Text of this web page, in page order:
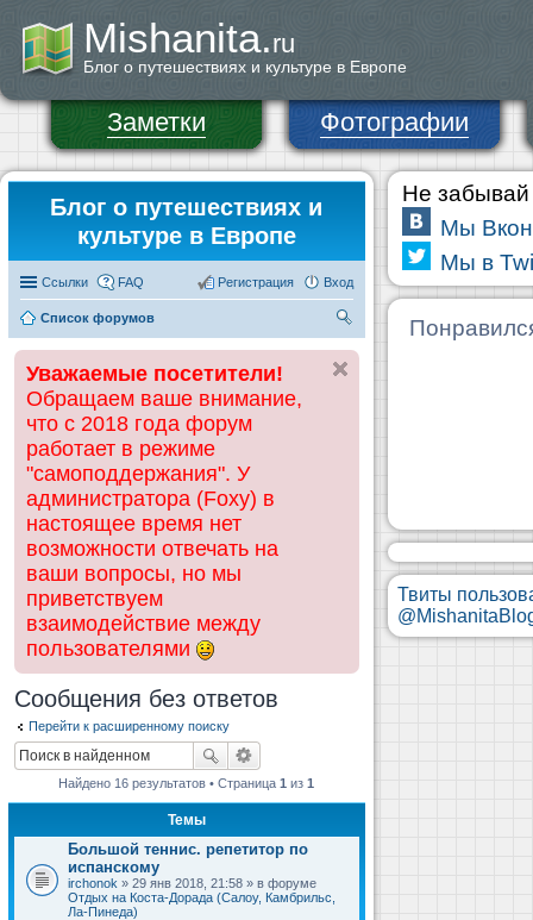
Mishanita.ru
Блог о путешествиях и культуре в Европе
Заметки Фотографии
Блог о путешествиях и
культуре в Европе
Ссылки FAQ Вход
Регистрация
Список форумов
ск
Уважаемые посетители!
Обращаем ваше внимание,
что с 2018 года форум
работает в режиме
"самоподдержания". У
администратора (Foxy) в
настоящее время нет
возможности отвечать на
ваши вопросы, но мы
приветствуем
взаимодействие между
пользователями
Сообщения без ответов
Перейти к расширенному поиску
Найдено 16 результатов • Страница1 из1
Темы
Большой теннис. репетитор по
испанскому
irchonok » 29 янв 2018, 21:58 » в форуме
Отдых на Коста-Дорада (Салоу, Камбрильс,
Ла-Пинеда)
Не забывай
Мы
Мы в
Твиты